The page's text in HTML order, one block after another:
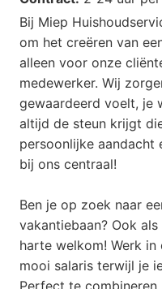
Bij Miep
om het creëren van
alleen voor onze
medewerker. Wij
gewaardeerd voelt, je
altijd de steun krijgt
persoonlijke aandacht
bij ons centraal!
Ben je op zoek naar
vakantiebaan? Ook
harte welkom! Werk
mooi salaris terwijl je